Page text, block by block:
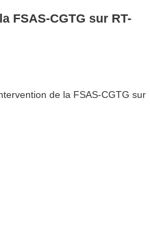
FSAS-CGTG sur RT-